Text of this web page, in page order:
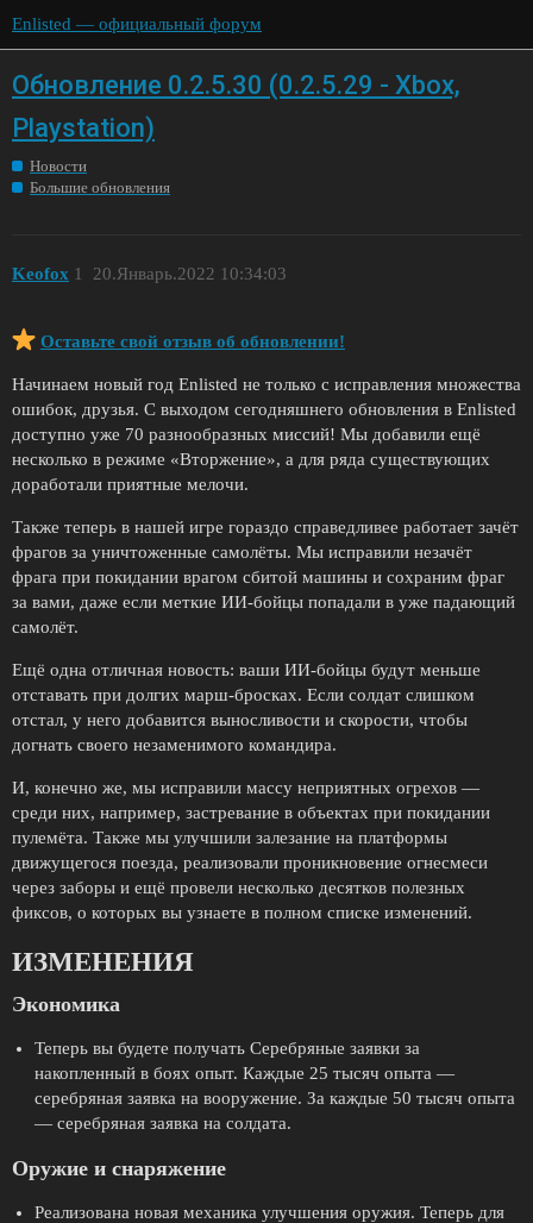
Enlisted — официальный форум
Обновление 0.2.5.30 (0.2.5.29 - Xbox,
Playstation)
Новости
Большие обновления
Keofox 20.Январь.2022 10:34:03
1
Оставьте свой отзыв об обновлении!
Начинаем новый год Enlisted не только с исправления множества
ошибок, друзья. С выходом сегодняшнего обновления в Enlisted
доступно уже 70 разнообразных миссий! Мы добавили ещё
несколько в режиме «Вторжение», а для ряда существующих
доработали приятные мелочи.
Также теперь в нашей игре гораздо справедливее работает зачёт
фрагов за уничтоженные самолёты. Мы исправили незачёт
фрага при покидании врагом сбитой машины и сохраним фраг
за вами, даже если меткие ИИ-бойцы попадали в уже падающий
самолёт.
Ещё одна отличная новость: ваши ИИ-бойцы будут меньше
отставать при долгих марш-бросках. Если солдат слишком
отстал, у него добавится выносливости и скорости, чтобы
догнать своего незаменимого командира.
И, конечно же, мы исправили массу неприятных огрехов —
среди них, например, застревание в объектах при покидании
пулемёта. Также мы улучшили залезание на платформы
движущегося поезда, реализовали проникновение огнесмеси
через заборы и ещё провели несколько десятков полезных
фиксов, о которых вы узнаете в полном списке изменений.
ИЗМЕНЕНИЯ
Экономика
Теперь вы будете получать Серебряные заявки за
накопленный в боях опыт. Каждые 25 тысяч опыта —
серебряная заявка на вооружение. За каждые 50 тысяч опыта
— серебряная заявка на солдата.
Оружие и снаряжение
Реализована новая механика улучшения оружия. Теперь для